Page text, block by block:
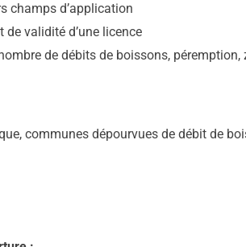
champs d’application
validité d’une licence
de débits de boissons, péremption,
communes dépourvues de débit de